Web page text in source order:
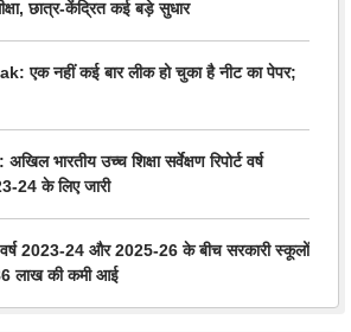
छात्र-केंद्रित कई बड़े सुधार
एक नहीं कई बार लीक हो चुका है नीट का पेपर;
भारतीय उच्च शिक्षा सर्वेक्षण रिपोर्ट वर्ष
24 के लिए जारी
2023-24 और 2025-26 के बीच सरकारी स्कूलों
लाख की कमी आई